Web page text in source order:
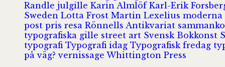
Randle julgille Karin Almlöf Karl-Erik
Sweden Lotta Frost Martin Lexelius moderna
post pris resa Rönnells Antikvariat
typografiska gille street art Svensk Bokkonst
typografi Typografi idag Typografisk fredag
på väg?vernissage Whittington Press